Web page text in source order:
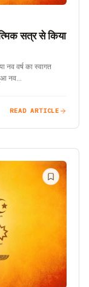
सत्र से किया
वर्ष का स्वागत
नव…
READ ARTICLE